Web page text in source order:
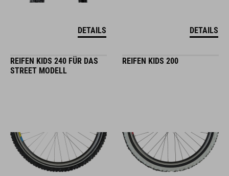
DETAILS DETAILS
REIFEN KIDS 240 FÜR DAS
STREET MODELL
REIFEN KIDS 200